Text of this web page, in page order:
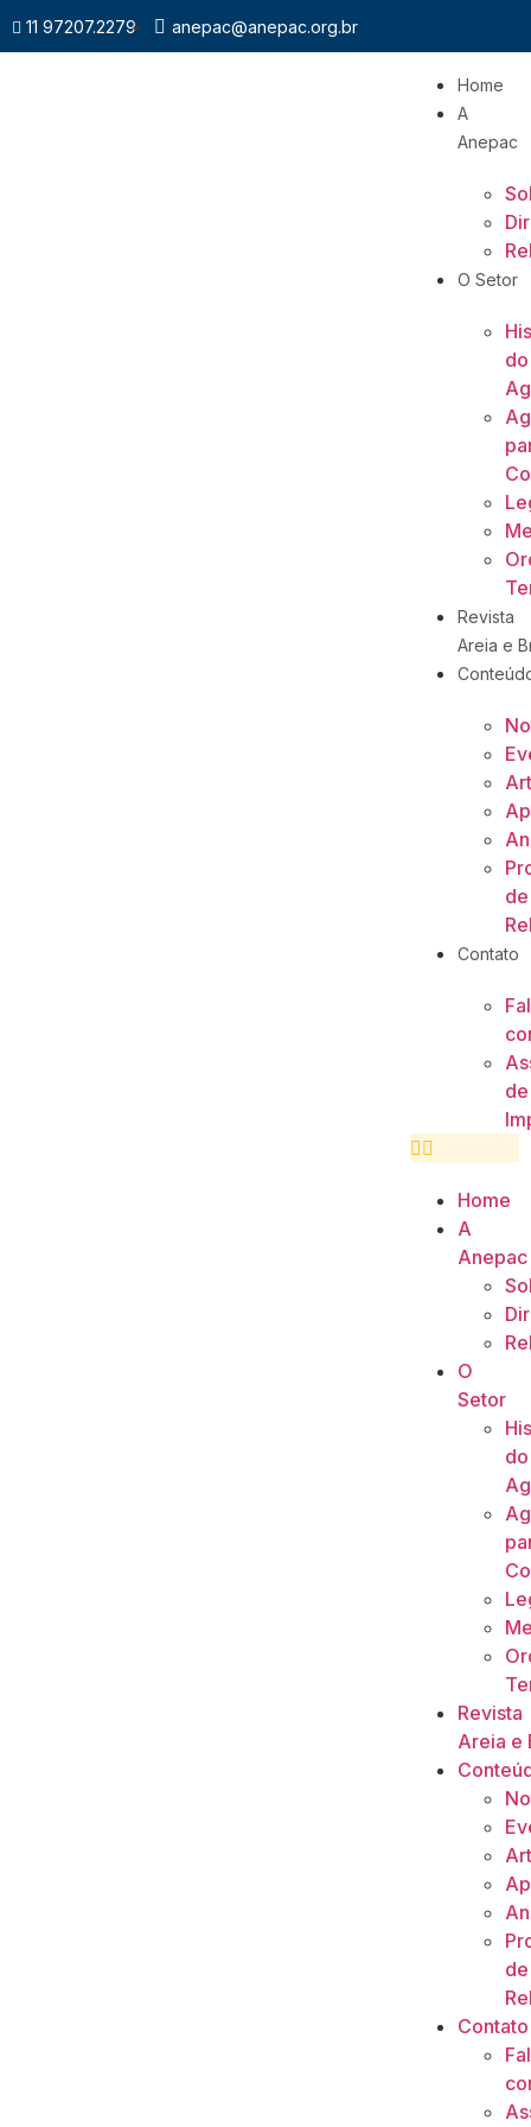
11 97207.2279 anepac@anepac.org.br
Home
A
Anepac
O Setor
do
Revista
Areia e
de
Contato
de
Home
A
Anepac
O
Setor
do
Revista
Areia e
de
Contato